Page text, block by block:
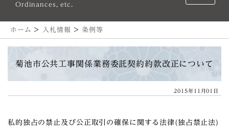
Ordinances, etc.
ホーム > 入札情報 >条例等
菊池市公共工事関係業務委託契約約款改正について
2015年11月01日
私的独占の禁止及び公正取引の確保に関する法律(独占禁止法)